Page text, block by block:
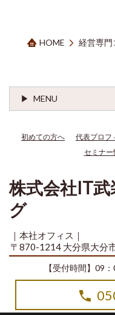
HOME 経営専門
MENU
初めての方へ 代表プロフ
セミナー
株式会社IT
グ
｜本社オフィス｜
〒870-1214 大分県大分
【受付時間】09